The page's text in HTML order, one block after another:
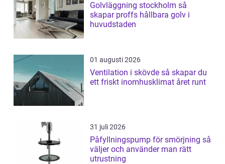
Golvläggning stockholm så
skapar proffs hållbara golv i
huvudstaden
01 augusti 2026
Ventilation i skövde så skapar du
ett friskt inomhusklimat året runt
31 juli 2026
Påfyllningspump för smörjning så
väljer och använder man rätt
utrustning